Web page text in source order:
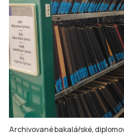
Archivované bakalářské,